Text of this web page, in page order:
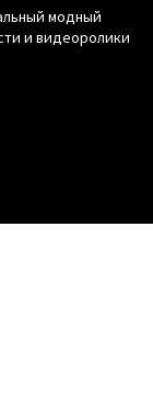
модный
и видеоролики